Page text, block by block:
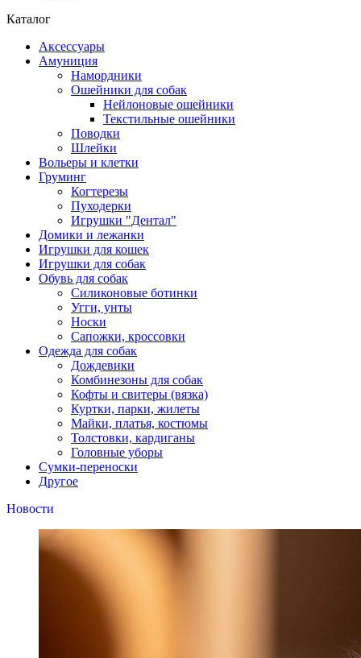
Каталог
Аксессуары
Амуниция
Намордники
Ошейники для собак
Нейлоновые ошейники
Текстильные ошейники
Поводки
Шлейки
Вольеры и клетки
Груминг
Когтерезы
Пуходерки
Игрушки "Дентал"
Домики и лежанки
Игрушки для кошек
Игрушки для собак
Обувь для собак
Силиконовые ботинки
Угги, унты
Носки
Сапожки, кроссовки
Одежда для собак
Дождевики
Комбинезоны для собак
Кофты и свитеры (вязка)
Куртки, парки, жилеты
Майки, платья, костюмы
Толстовки, кардиганы
Головные уборы
Сумки-переноски
Другое
Новости